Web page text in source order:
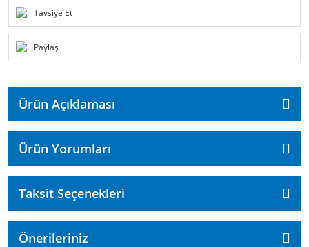
Tavsiye Et
Paylaş
Ürün Açıklaması
Ürün Yorumları
Taksit Seçenekleri
Önerileriniz